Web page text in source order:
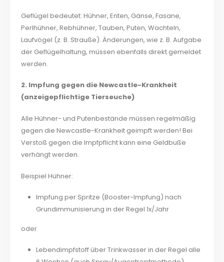
Geflügel bedeutet: Hühner, Enten, Gänse, Fasane,
Perlhühner, Rebhühner, Tauben, Puten, Wachteln,
Laufvögel (z. B. Strauße). Änderungen, wie z. B. Aufgabe
der Geflügelhaltung, müssen ebenfalls direkt gemeldet
werden.
2. Impfung gegen die Newcastle-Krankheit
(anzeigepflichtige Tierseuche)
Alle Hühner- und Putenbestände müssen regelmäßig
gegen die Newcastle-Krankheit geimpft werden! Bei
Verstoß gegen die Impfpflicht kann eine Geldbuße
verhängt werden.
Beispiel Hühner:
Impfung per Spritze (Booster-Impfung) nach
Grundimmunisierung in der Regel 1x/Jahr
oder
Lebendimpfstoff über Trinkwasser in der Regel alle